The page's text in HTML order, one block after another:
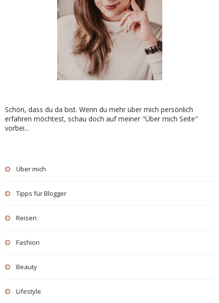
Schön, dass du da bist. Wenn du mehr über mich persönlich
erfahren möchtest, schau doch auf meiner "Über mich Seite"
vorbei...
Über mich
Tipps für Blogger
Reisen
Fashion
Beauty
Lifestyle